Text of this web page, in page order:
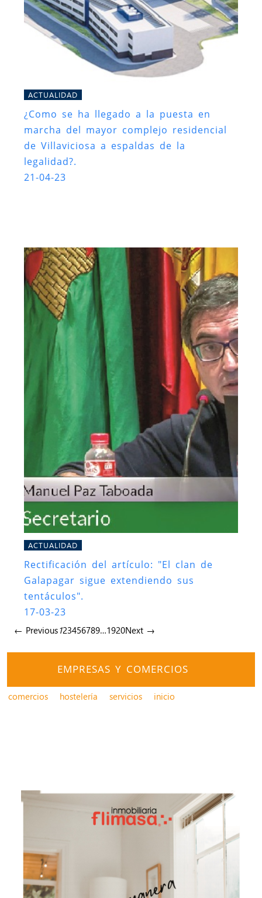
ACTUALIDAD
¿Como se ha llegado a la puesta en
marcha del mayor complejo residencial
de Villaviciosa a espaldas de la
legalidad?.
21-04-23
ACTUALIDAD
Rectificación del artículo: "El clan de
Galapagar sigue extendiendo sus
tentáculos".
17-03-23
← Previous123456789…1920Next →
EMPRESAS Y COMERCIOS
comercios hostelería servicios inicio